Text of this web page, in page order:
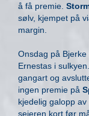
å få premie.
sølv, kjempet på
margin.
Onsdag på Bjerke
Ernestas i
gangart og
ingen premie på
kjedelig galopp av
seieren kort før